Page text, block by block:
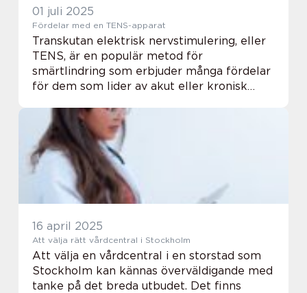
01 juli 2025
Fördelar med en TENS-apparat
Transkutan elektrisk nervstimulering, eller
TENS, är en populär metod för
smärtlindring som erbjuder många fördelar
för dem som lider av akut eller kronisk
har &oum...
16 april 2025
Att välja rätt vårdcentral i Stockholm
Att välja en vårdcentral i en storstad som
Stockholm kan kännas överväldigande med
tanke på det breda utbudet. Det finns